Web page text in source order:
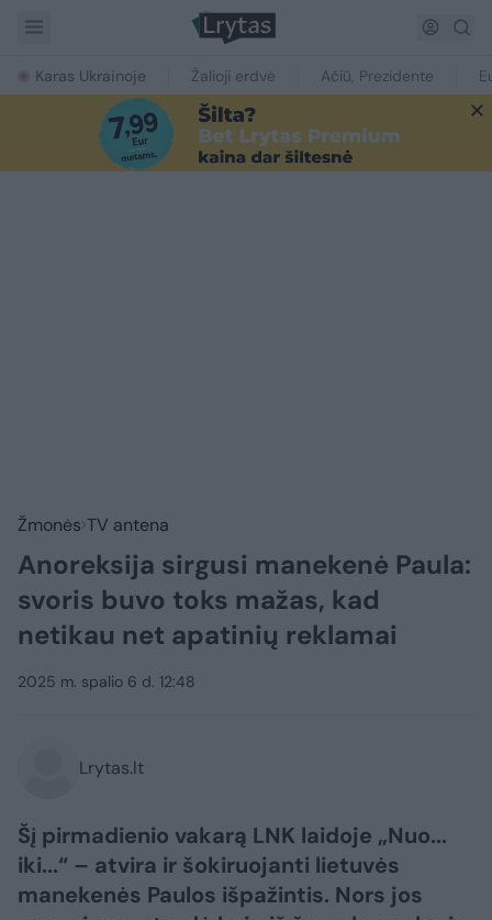
Karas Ukrainoje Žalioji erdvė Ačiū, Prezidente
Žmonės TV antena
Anoreksija sirgusi manekenė Paula:
svoris buvo toks mažas, kad
netikau net apatinių reklamai
2025 m. spalio 6 d. 12:48
Lrytas.lt
Šį pirmadienio vakarą LNK laidoje „Nuo...
iki...“ – atvira ir šokiruojanti lietuvės
manekenės Paulos išpažintis. Nors jos